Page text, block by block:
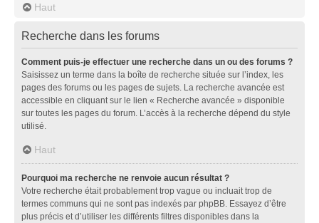
Haut
Recherche dans les forums
Comment puis-je effectuer une recherche dans un ou des forums ?
Saisissez un terme dans la boîte de recherche située sur l’index, les
pages des forums ou les pages de sujets. La recherche avancée est
accessible en cliquant sur le lien « Recherche avancée » disponible
sur toutes les pages du forum. L’accès à la recherche dépend du style
utilisé.
Haut
Pourquoi ma recherche ne renvoie aucun résultat ?
Votre recherche était probablement trop vague ou incluait trop de
termes communs qui ne sont pas indexés par phpBB. Essayez d’être
plus précis et d’utiliser les différents filtres disponibles dans la